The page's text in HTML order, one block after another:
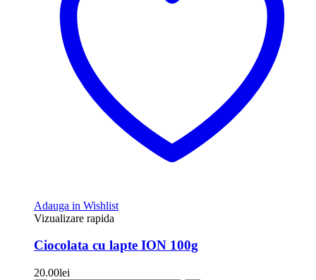
Adauga in Wishlist
Vizualizare rapida
Ciocolata cu lapte ION 100g
20.00lei